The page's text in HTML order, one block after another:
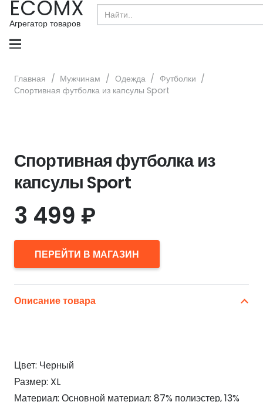
ECOMX
Агрегатор товаров
Search
for:
Главная / Мужчинам / Одежда / Футболки /
Спортивная футболка из капсулы Sport
Спортивная футболка из
капсулы Sport
3 499 ₽
ПЕРЕЙТИ В МАГАЗИН
Описание товара
Цвет: Черный
Размер: XL
Материал: Основной материал: 87% полиэстер, 13%